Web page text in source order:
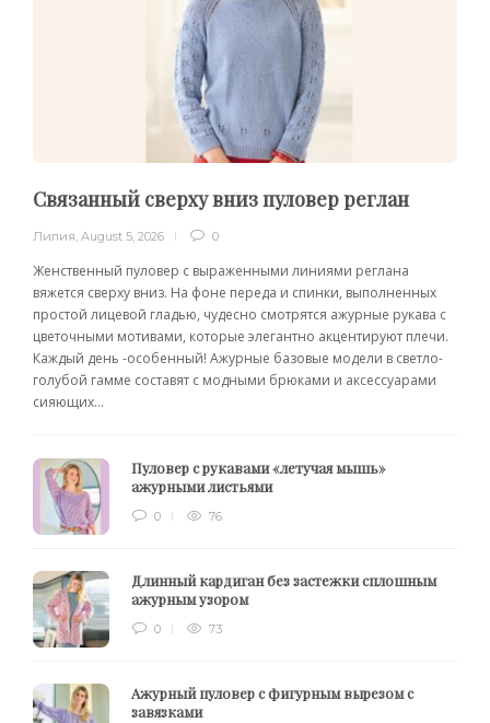
Связанный сверху вниз пуловер реглан
Лилия, August 5, 2026 0
Женственный пуловер с выраженными линиями реглана
вяжется сверху вниз. На фоне переда и спинки, выполненных
простой лицевой гладью, чудесно смотрятся ажурные рукава с
цветочными мотивами, которые элегантно акцентируют плечи.
Каждый день -особенный! Ажурные базовые модели в светло-
голубой гамме составят с модными брюками и аксессуарами
сияющих...
Пуловер с рукавами «летучая мышь»
ажурными листьями
0 76
Длинный кардиган без застежки сплошным
ажурным узором
0 73
Ажурный пуловер с фигурным вырезом с
завязками